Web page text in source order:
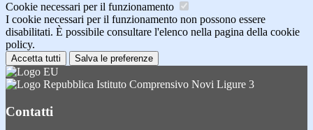
Cookie necessari per il funzionamento
I cookie necessari per il funzionamento non possono essere
disabilitati. È possibile consultare l'elenco nella pagina della cookie
policy.
Accetta tutti Salva le preferenze
Istituto Comprensivo Novi Ligure 3
Contatti